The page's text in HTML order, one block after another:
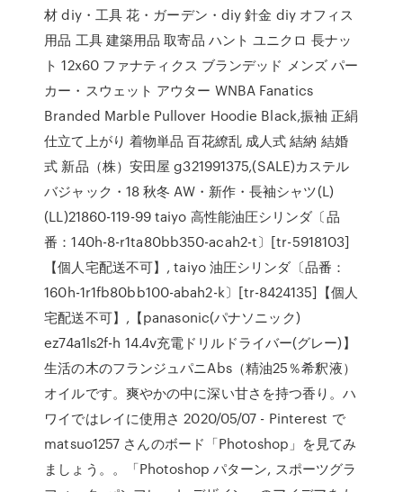
材 diy・工具 花・ガーデン・diy 針金 diy オフィス
用品 工具 建築用品 取寄品 ハント ユニクロ 長ナッ
ト 12x60 ファナティクス ブランデッド メンズ パー
カー・スウェット アウター WNBA Fanatics
Branded Marble Pullover Hoodie Black,振袖 正絹
仕立て上がり 着物単品 百花繚乱 成人式 結納 結婚
式 新品（株）安田屋 g321991375,(SALE)カステル
バジャック・18 秋冬 AW・新作・長袖シャツ(L)
(LL)21860-119-99 taiyo 高性能油圧シリンダ〔品
番：140h-8-r1ta80bb350-acah2-t〕[tr-5918103]
【個人宅配送不可】, taiyo 油圧シリンダ〔品番：
160h-1r1fb80bb100-abah2-k〕[tr-8424135]【個人
宅配送不可】,【panasonic(パナソニック)
ez74a1ls2f-h 14.4v充電ドリルドライバー(グレー)】
生活の木のフランジュパニAbs（精油25％希釈液）
オイルです。爽やかの中に深い甘さを持つ香り。ハ
ワイではレイに使用さ 2020/05/07 - Pinterest で
matsuo1257 さんのボード「Photoshop」を見てみ
ましょう。。「Photoshop パターン, スポーツグラ